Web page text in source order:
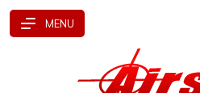
Přejít